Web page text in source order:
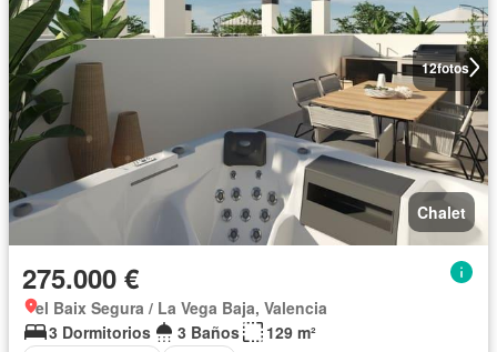
12fotos
Chalet
275.000 €
el Baix Segura / La Vega Baja, Valencia
3 Dormitorios
3 Baños
129 m²